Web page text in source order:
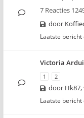
7 Reacties
door
Laatste bericht
Victoria
1 2
door Hk87,
Laatste bericht